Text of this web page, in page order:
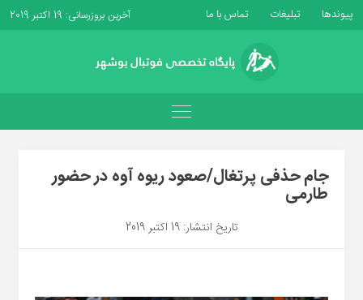
پیوندها تبلیغات تماس با ما آخرین بروزرسانی: 19 اکتبر 2019
جام حذفی پرتغال/صعود ریوه آوه در حضور
طارمی
تاریخ انتشار: 19 اکتبر 2019